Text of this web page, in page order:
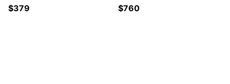
$379 $760